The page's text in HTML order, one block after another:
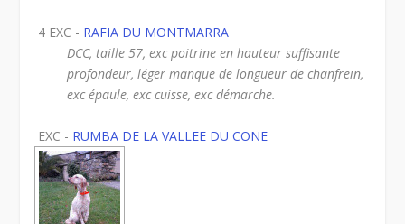
4 EXC - RAFIA DU MONTMARRA
DCC, taille 57, exc poitrine en hauteur suffisante
profondeur, léger manque de longueur de chanfrein,
exc épaule, exc cuisse, exc démarche.
EXC - RUMBA DE LA VALLEE DU CONE